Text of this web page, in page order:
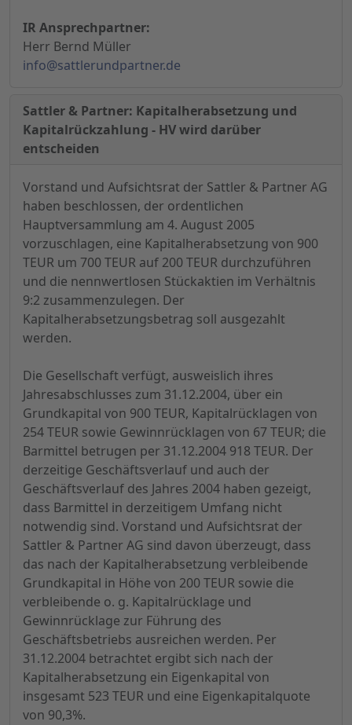
IR Ansprechpartner:
Herr Bernd Müller
info@sattlerundpartner.de
Sattler & Partner: Kapitalherabsetzung und
Kapitalrückzahlung - HV wird darüber
entscheiden
Vorstand und Aufsichtsrat der Sattler & Partner AG
haben beschlossen, der ordentlichen
Hauptversammlung am 4. August 2005
vorzuschlagen, eine Kapitalherabsetzung von 900
TEUR um 700 TEUR auf 200 TEUR durchzuführen
und die nennwertlosen Stückaktien im Verhältnis
9:2 zusammenzulegen. Der
Kapitalherabsetzungsbetrag soll ausgezahlt
werden.
Die Gesellschaft verfügt, ausweislich ihres
Jahresabschlusses zum 31.12.2004, über ein
Grundkapital von 900 TEUR, Kapitalrücklagen von
254 TEUR sowie Gewinnrücklagen von 67 TEUR; die
Barmittel betrugen per 31.12.2004 918 TEUR. Der
derzeitige Geschäftsverlauf und auch der
Geschäftsverlauf des Jahres 2004 haben gezeigt,
dass Barmittel in derzeitigem Umfang nicht
notwendig sind. Vorstand und Aufsichtsrat der
Sattler & Partner AG sind davon überzeugt, dass
das nach der Kapitalherabsetzung verbleibende
Grundkapital in Höhe von 200 TEUR sowie die
verbleibende o. g. Kapitalrücklage und
Gewinnrücklage zur Führung des
Geschäftsbetriebs ausreichen werden. Per
31.12.2004 betrachtet ergibt sich nach der
Kapitalherabsetzung ein Eigenkapital von
insgesamt 523 TEUR und eine Eigenkapitalquote
von 90,3%.